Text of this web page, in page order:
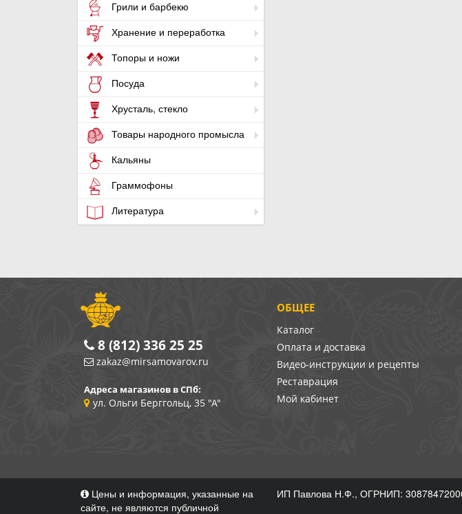
Грили и барбекю
Хранение и переработка
Топоры и ножи
Посуда
Хрусталь, стекло
Товары народного промысла
Кальяны
Граммофоны
Литература
ОБЩЕЕ
Каталог
Оплата и доставка
Видео-инструкции и рецепты
Реставрация
Мой кабинет
8 (812) 336 25 25
zakaz@mirsamovarov.ru
Адреса магазинов в СПб:
ул. Ольги Берггольц, 35 "А"
Цены и информация, указанные на
сайте, не являются публичной
ИП Павлова Н.Ф., ОГРНИП: